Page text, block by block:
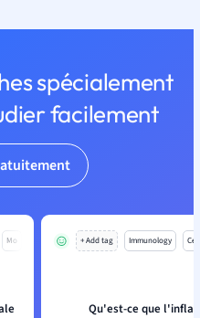
spécialement
facilement
Mo + Add tag Immunology
Qu'est-ce que